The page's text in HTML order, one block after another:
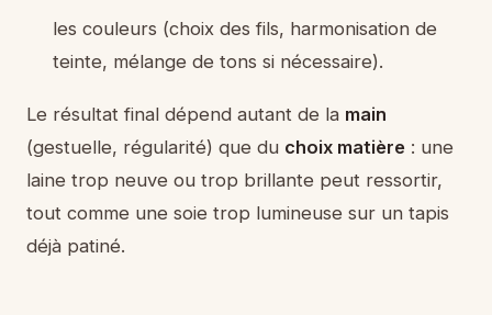
les couleurs (choix des fils, harmonisation de
teinte, mélange de tons si nécessaire).
Le résultat final dépend autant de la main
(gestuelle, régularité) que du choix matière : une
laine trop neuve ou trop brillante peut ressortir,
tout comme une soie trop lumineuse sur un tapis
déjà patiné.